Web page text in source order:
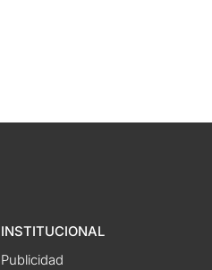
INSTITUCIONAL
Publicidad